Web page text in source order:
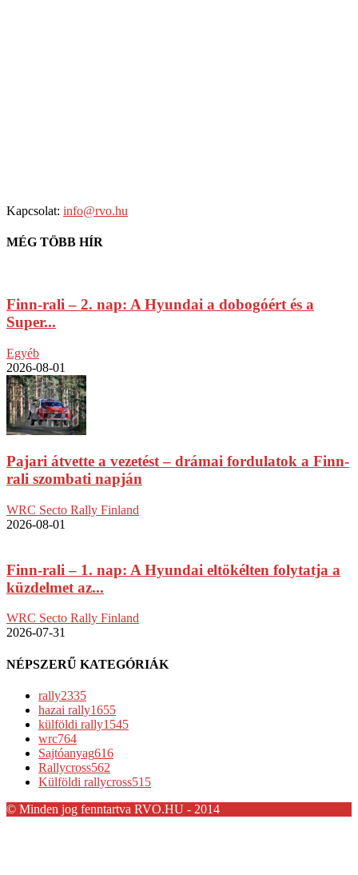
Kapcsolat: info@rvo.hu
MÉG TÖBB HÍR
Finn-rali – 2. nap: A Hyundai a dobogóért és a
Super...
Egyéb
2026-08-01
Pajari átvette a vezetést – drámai fordulatok a Finn-
rali szombati napján
WRC Secto Rally Finland
2026-08-01
Finn-rali – 1. nap: A Hyundai eltökélten folytatja a
küzdelmet az...
WRC Secto Rally Finland
2026-07-31
NÉPSZERŰ KATEGÓRIÁK
rally2335
hazai rally1655
külföldi rally1545
wrc764
Sajtóanyag616
Rallycross562
Külföldi rallycross515
© Minden jog fenntartva RVO.HU - 2014